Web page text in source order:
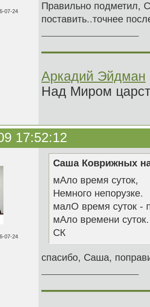
07-24
Правильно подметил,
поставить..точнее
Аркадий Эйдман
Над Миром
17:52:12
07-24
Саша Коврижных
мАло время суток,
Немного непорузке.
малО время суток -
мАло времени суток.
СК
спасибо, Саша,